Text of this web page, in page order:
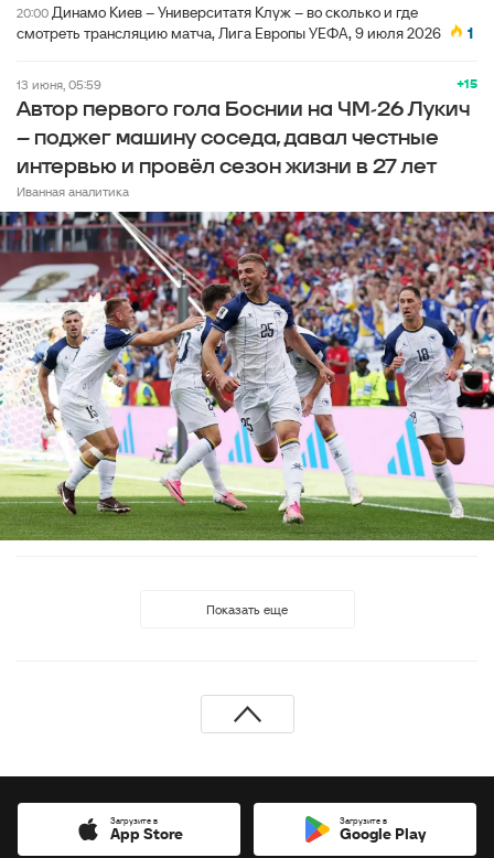
20:00 Динамо Киев – Университатя Клуж – во сколько и где
смотреть трансляцию матча, Лига Европы УЕФА, 9 июля 2026
1
+15
13 июня, 05:59
Автор первого гола Боснии на ЧМ-26 Лукич
– поджег машину соседа, давал честные
интервью и провёл сезон жизни в 27 лет
Иванная аналитика
Показать еще
Загрузите в
App Store
Загрузите в
Google Play